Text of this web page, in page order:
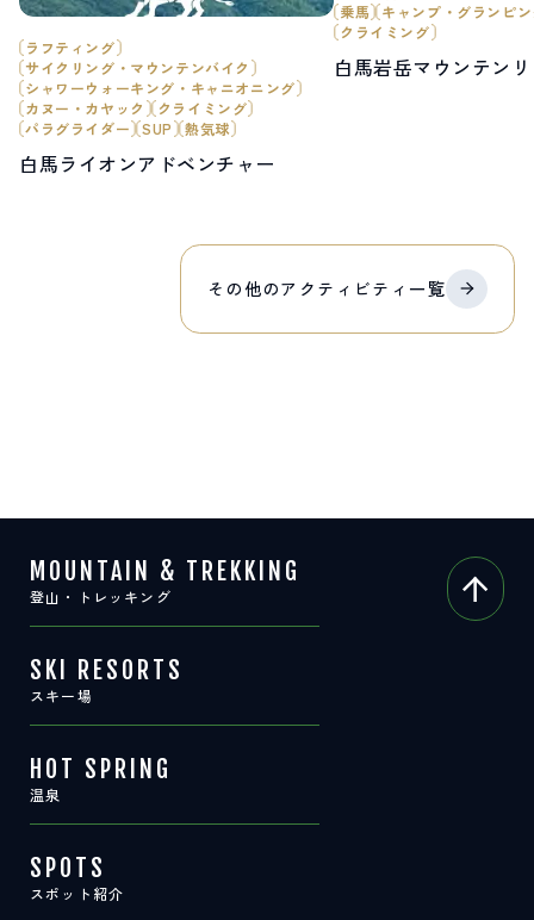
その他のアクティビティ 一覧
ラフティング
サイクリング・マウンテンバイク
シャワーウォーキング・キャニオニング
カヌー・カヤック
クライミング
パラグライダー
SUP 熱気球
白馬ライオンアドベンチャー
乗馬
キャンプ・グランピ
クライミング
白馬岩岳マウンテン
MOUNTAIN & TREKKING
登山・トレッキング
SKI RESORTS
スキー場
HOT SPRING
温泉
SPOTS
スポット紹介